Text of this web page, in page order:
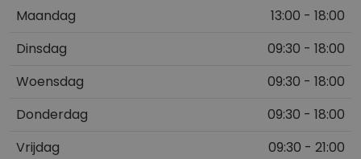
Maandag
13:00 - 18:00
Dinsdag
09:30 - 18:00
Woensdag
09:30 - 18:00
Donderdag
09:30 - 18:00
Vrijdag
09:30 - 21:00